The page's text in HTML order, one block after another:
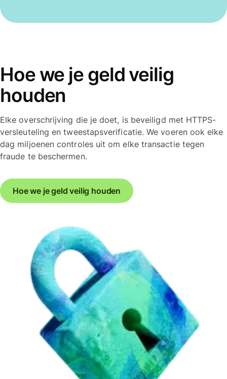
Hoe we je geld veilig
houden
Elke overschrijving die je doet, is beveiligd met HTTPS-
versleuteling en tweestapsverificatie. We voeren ook elke
dag miljoenen controles uit om elke transactie tegen
fraude te beschermen.
Hoe we je geld veilig houden